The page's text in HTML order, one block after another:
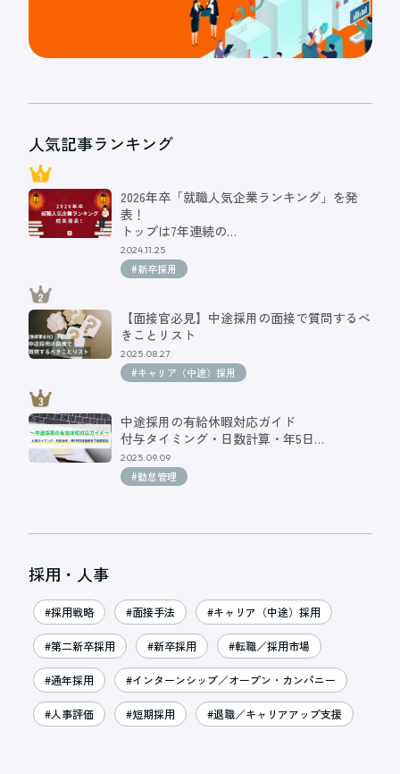
人気記事ランキング
2026年卒「就職人気企業ランキング」を発
表！
トップは7年連続の…
2024.11.25
#新卒採用
【面接官必見】中途採用の面接で質問するべ
きことリスト
2025.08.27
#キャリア（中途）採用
中途採用の有給休暇対応ガイド
付与タイミング・日数計算・年5日…
2025.09.09
#勤怠管理
採用・人事
#採用戦略 #面接手法 #キャリア（中途）採用
#第二新卒採用 #新卒採用 #転職／採用市場
#通年採用 #インターンシップ／オープン・カンパニー
#人事評価 #短期採用 #退職／キャリアアップ支援